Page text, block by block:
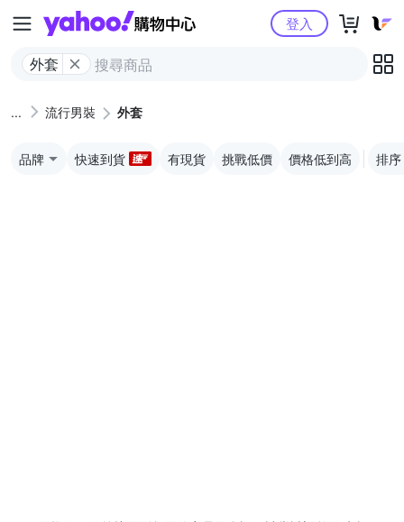
Yahoo購物中心
外套
登入
流行男裝 外套
品牌 快速到貨 有現貨 挑戰低價 價格低到高 排序